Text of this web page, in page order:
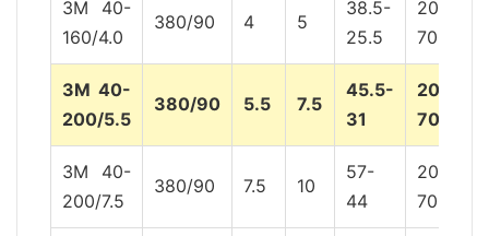
3M 40-
160/4.0
380/90 4 5
38.5-
25.5
200-
700
3M 40-
200/5.5
380/90 5.5 7.5
45.5-
31
200-
700
3M 40-
200/7.5
380/90 7.5 10
57-
44
200-
700